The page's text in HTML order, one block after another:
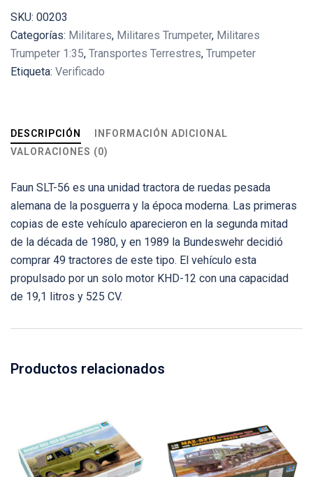
Transporter
cantidad
SKU: 00203
Categorías: Militares, Militares Trumpeter, Militares
Trumpeter 1:35, Transportes Terrestres, Trumpeter
Etiqueta: Verificado
DESCRIPCIÓN
INFORMACIÓN ADICIONAL
VALORACIONES (0)
Faun SLT-56 es una unidad tractora de ruedas pesada
alemana de la posguerra y la época moderna. Las primeras
copias de este vehículo aparecieron en la segunda mitad
de la década de 1980, y en 1989 la Bundeswehr decidió
comprar 49 tractores de este tipo. El vehículo esta
propulsado por un solo motor KHD-12 con una capacidad
de 19,1 litros y 525 CV.
Productos relacionados